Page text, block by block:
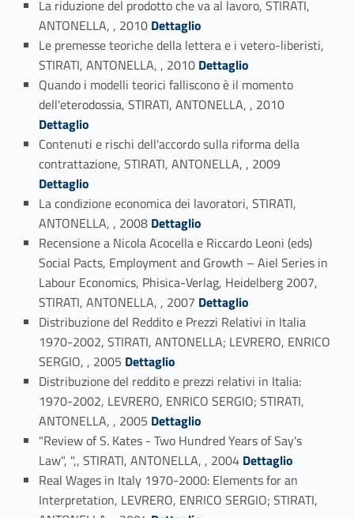
La riduzione del prodotto che va al lavoro, STIRATI,
ANTONELLA, , 2010 Link identifier #identifier_person_174321-45
Dettaglio
Le premesse teoriche della lettera e i vetero-liberisti,
STIRATI, ANTONELLA, , 2010 Link identifier #identifier_person_86625-46
Dettaglio
Quando i modelli teorici falliscono è il momento
dell'eterodossia, STIRATI, ANTONELLA, , 2010
Dettaglio
Contenuti e rischi dell'accordo sulla riforma della
contrattazione, STIRATI, ANTONELLA, , 2009
Dettaglio
La condizione economica dei lavoratori, STIRATI,
ANTONELLA, , 2008 Link identifier #identifier_person_104021-49
Dettaglio
Recensione a Nicola Acocella e Riccardo Leoni (eds)
Social Pacts, Employment and Growth – Aiel Series in
Labour Economics, Phisica-Verlag, Heidelberg 2007,
STIRATI, ANTONELLA, , 2007 Link identifier #identifier_person_104652-50
Dettaglio
Distribuzione del Reddito e Prezzi Relativi in Italia
1970-2002, STIRATI, ANTONELLA; LEVRERO, ENRICO
SERGIO, , 2005 Link identifier #identifier_person_84119-51
Dettaglio
Distribuzione del reddito e prezzi relativi in Italia:
1970-2002, LEVRERO, ENRICO SERGIO; STIRATI,
ANTONELLA, , 2005 Link identifier #identifier_person_47482-52
Dettaglio
"Review of S. Kates - Two Hundred Years of Say's
Law", ",, STIRATI, ANTONELLA, , 2004 Link identifier #identifier_person_73701-53
Dettaglio
Real Wages in Italy 1970-2000: Elements for an
Interpretation, LEVRERO, ENRICO SERGIO; STIRATI,
Link identifier #identifier_person_110392-54